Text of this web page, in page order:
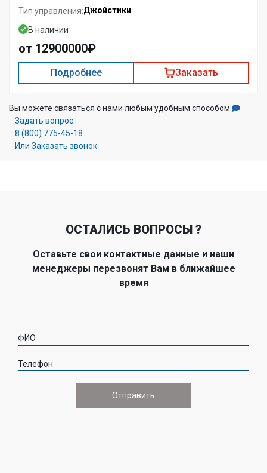
Тип управления:Джойстики
В наличии
от 12900000₽
Подробнее Заказать
Вы можете связаться с нами любым удобным способом
Задать вопрос
8 (800) 775-45-18
Или Заказать звонок
ОСТАЛИСЬ ВОПРОСЫ ?
Оставьте свои контактные данные и наши
менеджеры перезвонят Вам в ближайшее
время
ФИО
Телефон